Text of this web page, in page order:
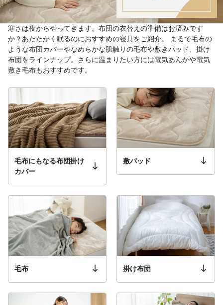
寒さは夜からやってきます。布団の衣替えの準備はお済みです
か？あたたかく眠るのにおすすめの寝具をご紹介。 まるで毛布の
ような布団カバーやなめらかな肌触りの毛布や敷きパッド、掛け
布団をラインナップ。さらに温まりたい方には電気あんかや電気
敷き毛布もおすすめです。
毛布にもなる布団掛け
カバー
敷パッド
毛布 掛け布団